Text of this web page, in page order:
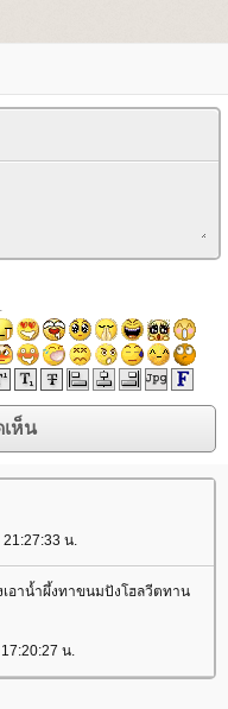
น.
อาน้ำผึ้งทาขนมปังโฮลวีตทาน
น.